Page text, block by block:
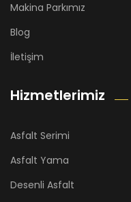
Makina Parkımız
Blog
İletişim
Hizmetlerimiz
Asfalt Serimi
Asfalt Yama
Desenli Asfalt